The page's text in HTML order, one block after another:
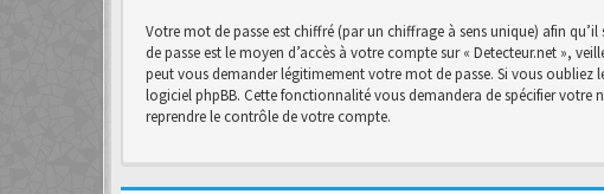
Votre mot de passe est chiffré (par un chiffrage à sens unique) afin
de passe est le moyen d’accès à votre compte sur « Detecteur.net »,
peut vous demander légitimement votre mot de passe. Si vous
logiciel phpBB. Cette fonctionnalité vous demandera de spécifier votre
reprendre le contrôle de votre compte.